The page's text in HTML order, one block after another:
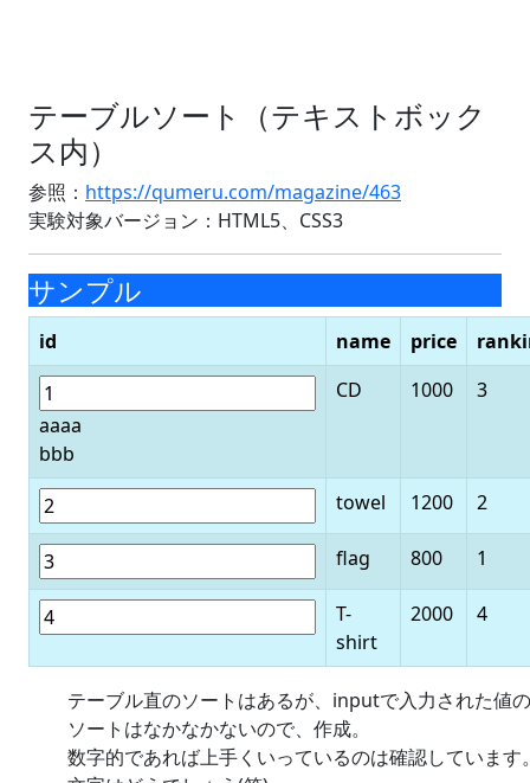
テーブルソート（テキストボック
ス内）
参照： https://qumeru.com/magazine/463
実験対象バージョン：HTML5、CSS3
サンプル
id name price
aaaa
bbb
CD 1000 3
towel 1200 2
flag 800 1
T-
shirt
2000 4
テーブル直のソートはあるが、inputで入力された値
ソートはなかなかないので、作成。
数字的であれば上手くいっているのは確認しています